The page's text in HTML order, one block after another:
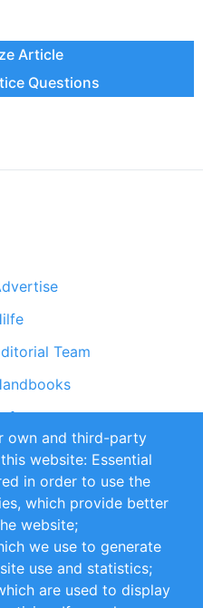
Article
Questions
Team
and Conditions
own and third-party
website: Essential
in order to use the
which provide better
website;
we use to generate
use and statistics;
are used to display